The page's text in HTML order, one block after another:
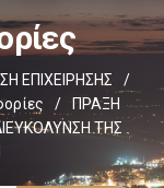
ΕΠΙΧΕΙΡΗΣΗΣ
/
/
ΠΡΑΞΗ
ΤΗΣ